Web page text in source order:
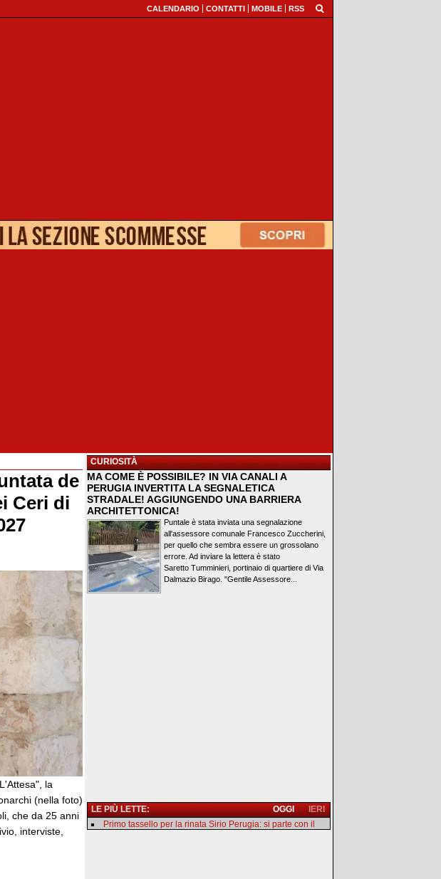
CALENDARIO CONTATTI MOBILE RSS
de
Ceri di
la
(nella foto)
che da 25 anni
interviste,
CURIOSITÀ
MA COME È POSSIBILE? IN VIA CANALI A
PERUGIA INVERTITA LA SEGNALETICA
STRADALE! AGGIUNGENDO UNA BARRIERA
ARCHITETTONICA!
Puntale è stata inviata una segnalazione
all'assessore comunale Francesco Zuccherini,
per quello che sembra essere un grossolano
errore. Ad inviare la lettera è stato
Saretto Tumminieri, portinaio di quartiere di Via
Dalmazio Birago. "Gentile Assessore...
LE PIÙ LETTE: IERI
OGGI
Primo tassello per la rinata Sirio Perugia: si parte con il